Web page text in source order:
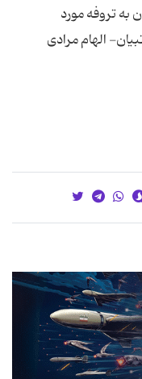
تروفه مورد
الهام مرادی